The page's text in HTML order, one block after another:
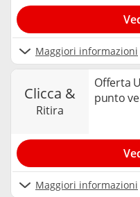
Maggiori informazioni
clicca &
ritira
Offerta
punto
Maggiori informazioni